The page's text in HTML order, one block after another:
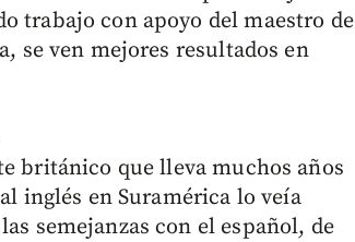
trabajo con apoyo del maestro de
se ven mejores resultados en
británico que lleva muchos años
inglés en Suramérica lo veía
semejanzas con el español, de